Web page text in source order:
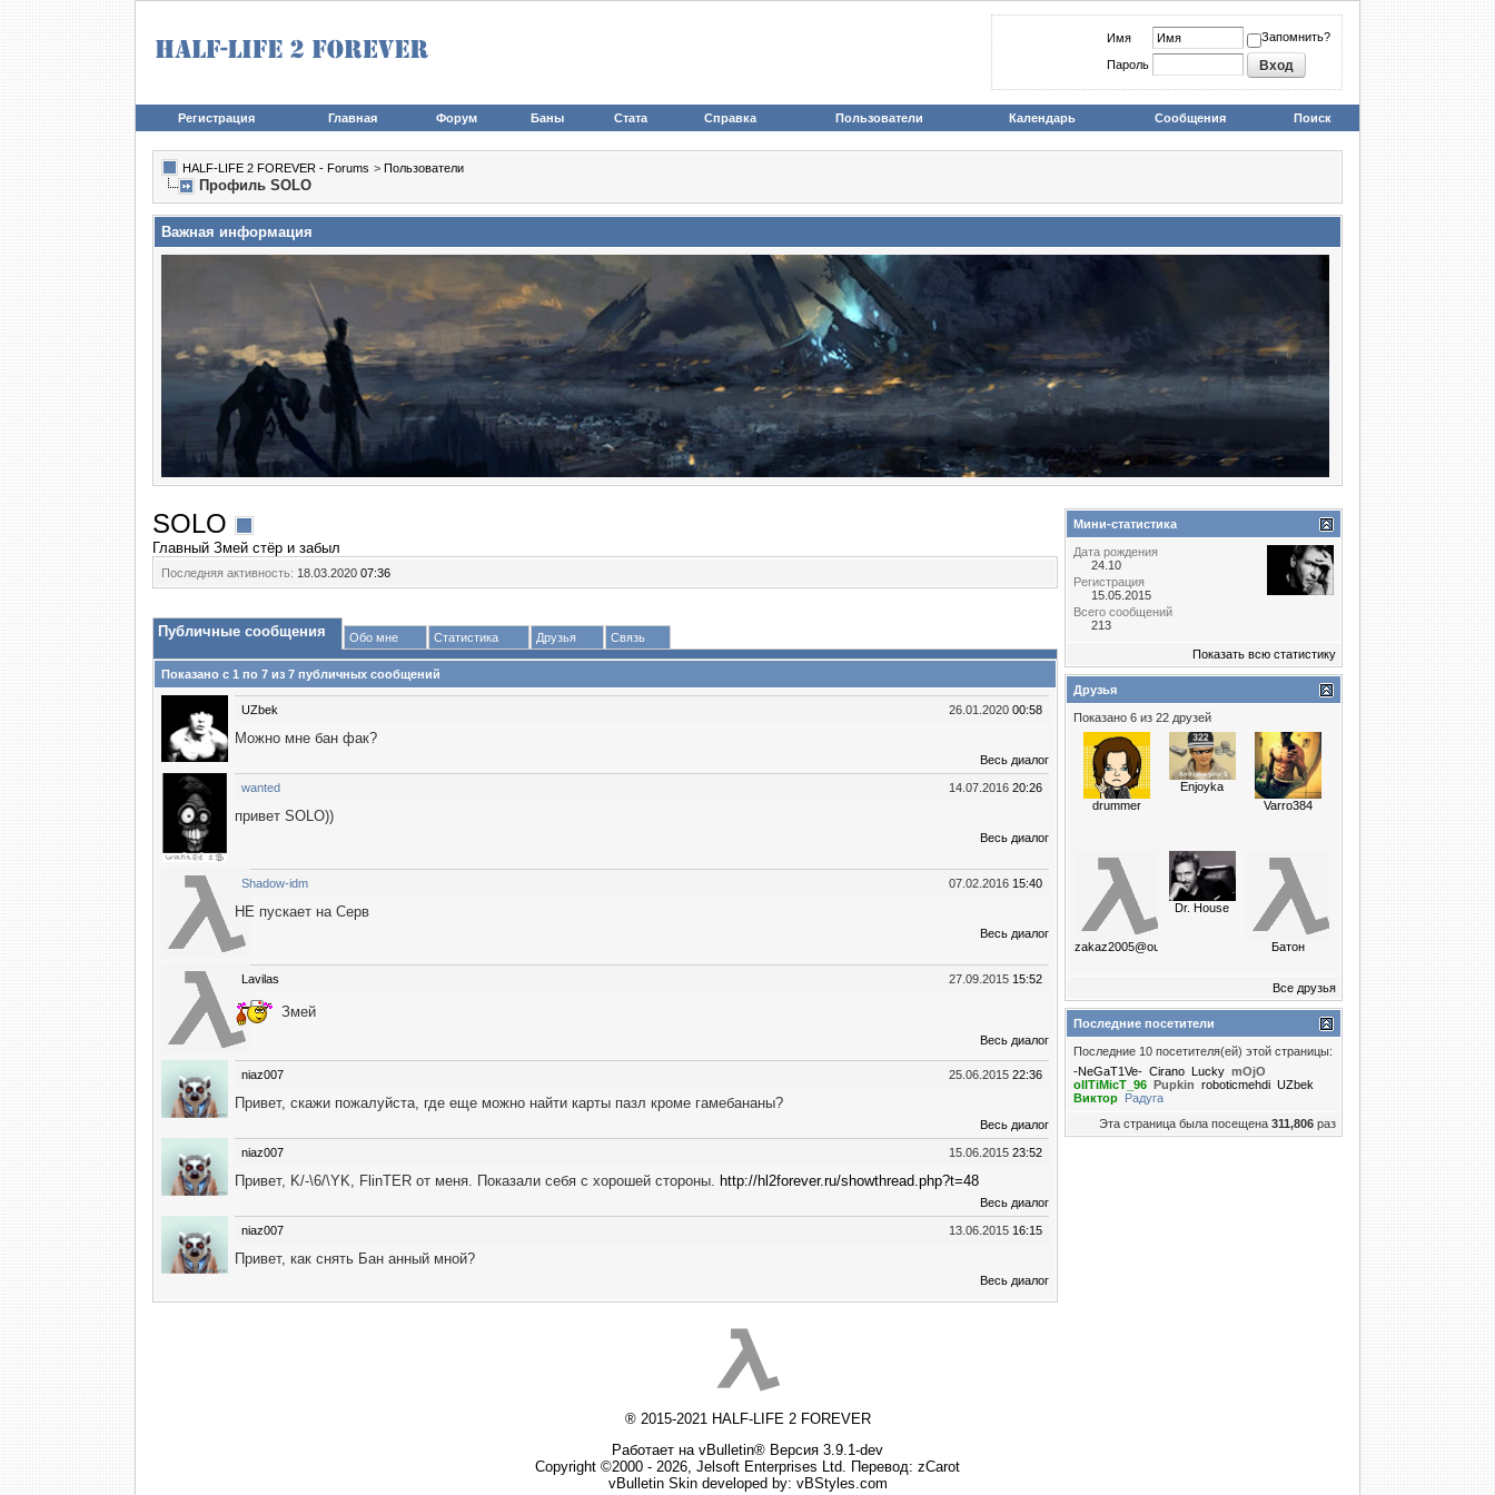
Имя Запомнить?
Пароль
Регистрация Главная Форум Баны Стата Справка Пользователи Календарь Сообщения Поиск
HALF-LIFE 2 FOREVER - Forums > Пользователи
Профиль SOLO
Важная информация
SOLO
Главный Змей стёр и забыл
Последняя активность: 18.03.2020 07:36
Публичные сообщения Обо мне Статистика Друзья Связь
Показано с 1 по 7 из 7 публичных сообщений
26.01.2020 00:58
UZbek
Можно мне бан фак?
Весь диалог
14.07.2016 20:26
wanted
привет SOLO))
Весь диалог
07.02.2016 15:40
Shadow-idm
НЕ пускает на Серв
Весь диалог
27.09.2015 15:52
Lavilas
Змей
Весь диалог
25.06.2015 22:36
niaz007
Привет, скажи пожалуйста, где еще можно найти карты пазл кроме гамебананы?
Весь диалог
15.06.2015 23:52
niaz007
Привет, K/-\6/\YK, FlinTER от меня. Показали себя с хорошей стороны. http://hl2forever.ru/showthread.php?t=48
Весь диалог
13.06.2015 16:15
niaz007
Привет, как снять Бан анный мной?
Весь диалог
Мини-статистика
Дата рождения
24.10
Регистрация
15.05.2015
Всего сообщений
213
Показать всю статистику
Друзья
Показано 6 из 22 друзей
drummer
Enjoyka
Varro384
zakaz2005@outlook
Dr. House
Батон
Все друзья
Последние посетители
Последние 10 посетителя(ей) этой страницы:
-NeGaT1Ve- Cirano Lucky mOjO
oIITiMicT_96 Puрkin roboticmehdi UZbek
Виктор Радуга
Эта страница была посещена 311,806 раз
® 2015-2021 HALF-LIFE 2 FOREVER
Работает на vBulletin® Версия 3.9.1-dev
Copyright ©2000 - 2026, Jelsoft Enterprises Ltd. Перевод: zCarot
vBulletin Skin developed by: vBStyles.com